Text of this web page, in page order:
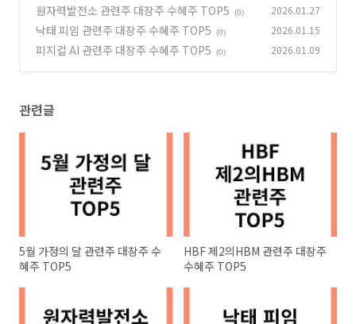
(0)
원자력발전소 관련주 대장주 수혜주 TOP5 (0) 2026.01.27
낙태 피임 관련주 대장주 수혜주 TOP5 (0) 2026.01.15
피지컬 AI 관련주 대장주 수혜주 TOP5 (0) 2026.01.09
관련글
5월 가정의 달 관련주 대장주 수
혜주 TOP5
HBF 제2의HBM 관련주 대장주
수혜주 TOP5